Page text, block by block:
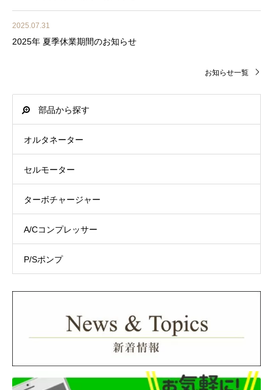
2025.07.31
2025年 夏季休業期間のお知らせ
お知らせ一覧
部品から探す
オルタネーター
セルモーター
ターボチャージャー
A/Cコンプレッサー
P/Sポンプ